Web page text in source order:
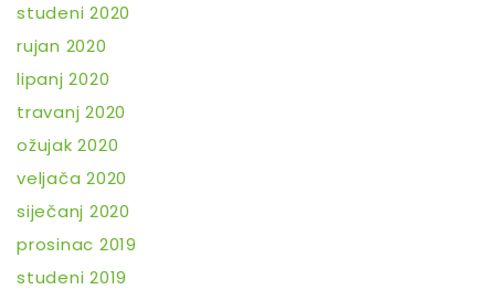
studeni 2020
rujan 2020
lipanj 2020
travanj 2020
ožujak 2020
veljača 2020
siječanj 2020
prosinac 2019
studeni 2019